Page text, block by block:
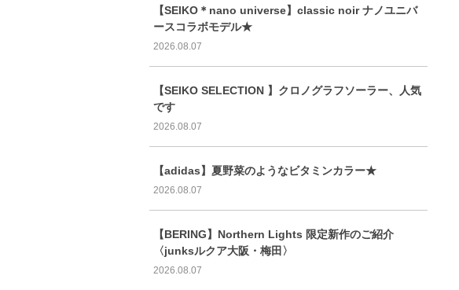
【SEIKO＊nano universe】classic noir ナノユニバ
ースコラボモデル★
2026.08.07
【SEIKO SELECTION 】クロノグラフソーラー、人気
です
2026.08.07
【adidas】夏野菜のようなビタミンカラー★
2026.08.07
【BERING】Northern Lights 限定新作のご紹介
〈junksルクア大阪・梅田〉
2026.08.07